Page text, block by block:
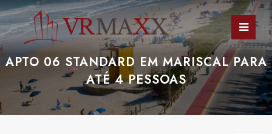
APTO 06 STANDARD EM MARISCAL PARA
ATÉ 4 PESSOAS